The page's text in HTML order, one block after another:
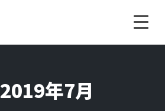
2019年7月